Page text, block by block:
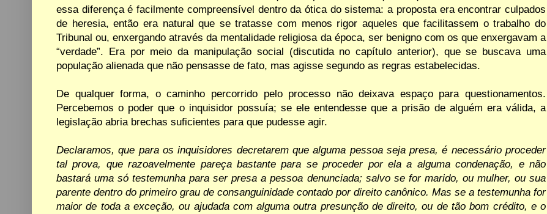
essa diferença é facilmente compreensível dentro da ótica do sistema: a proposta era encontrar culpados
de heresia, então era naturalque se tratasse com menos rigor aqueles que facilitassem o trabalho do
Tribunal ou,enxergando através da mentalidade religiosa da época, ser benigno com os queenxergavam a
“verdade”. Era por meio da manipulação social (discutida no capítulo anterior), que se buscava uma
população alienada que não pensasse de fato, mas agisse segundo as regras estabelecidas.
De qualquer forma, o caminho percorrido pelo processo não deixava espaço para questionamentos.
Percebemos o poder que o inquisidor possuía; se eleentendesse que a prisão de alguém era válida, a
legislação abria brechas suficientes para que pudesse agir.
Declaramos, que para os inquisidores decretarem que alguma pessoa seja presa, é necessário proceder
tal prova, querazoavelmente pareça bastante para se proceder por ela a algumacondenação,
e não
bastará uma só testemunha para ser presa apessoa denunciada; salvo se for marido, ou mulher, ou sua
parente dentro do primeiro grau de consanguinidade contado por direito canônico. Mas se a testemunha for
maior de toda a exceção, ou ajudada com alguma outra presunção de direito, ou de tão bom crédito, e o